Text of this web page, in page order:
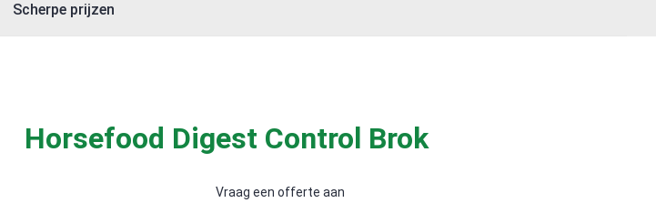
Scherpe prijzen
Horsefood Digest Control Brok
Vraag een offerte aan